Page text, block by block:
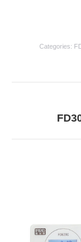
Categories:
航